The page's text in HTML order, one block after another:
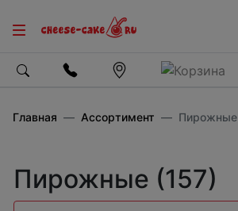
Главная Ассортимент Пирожные
Пирожные (157)